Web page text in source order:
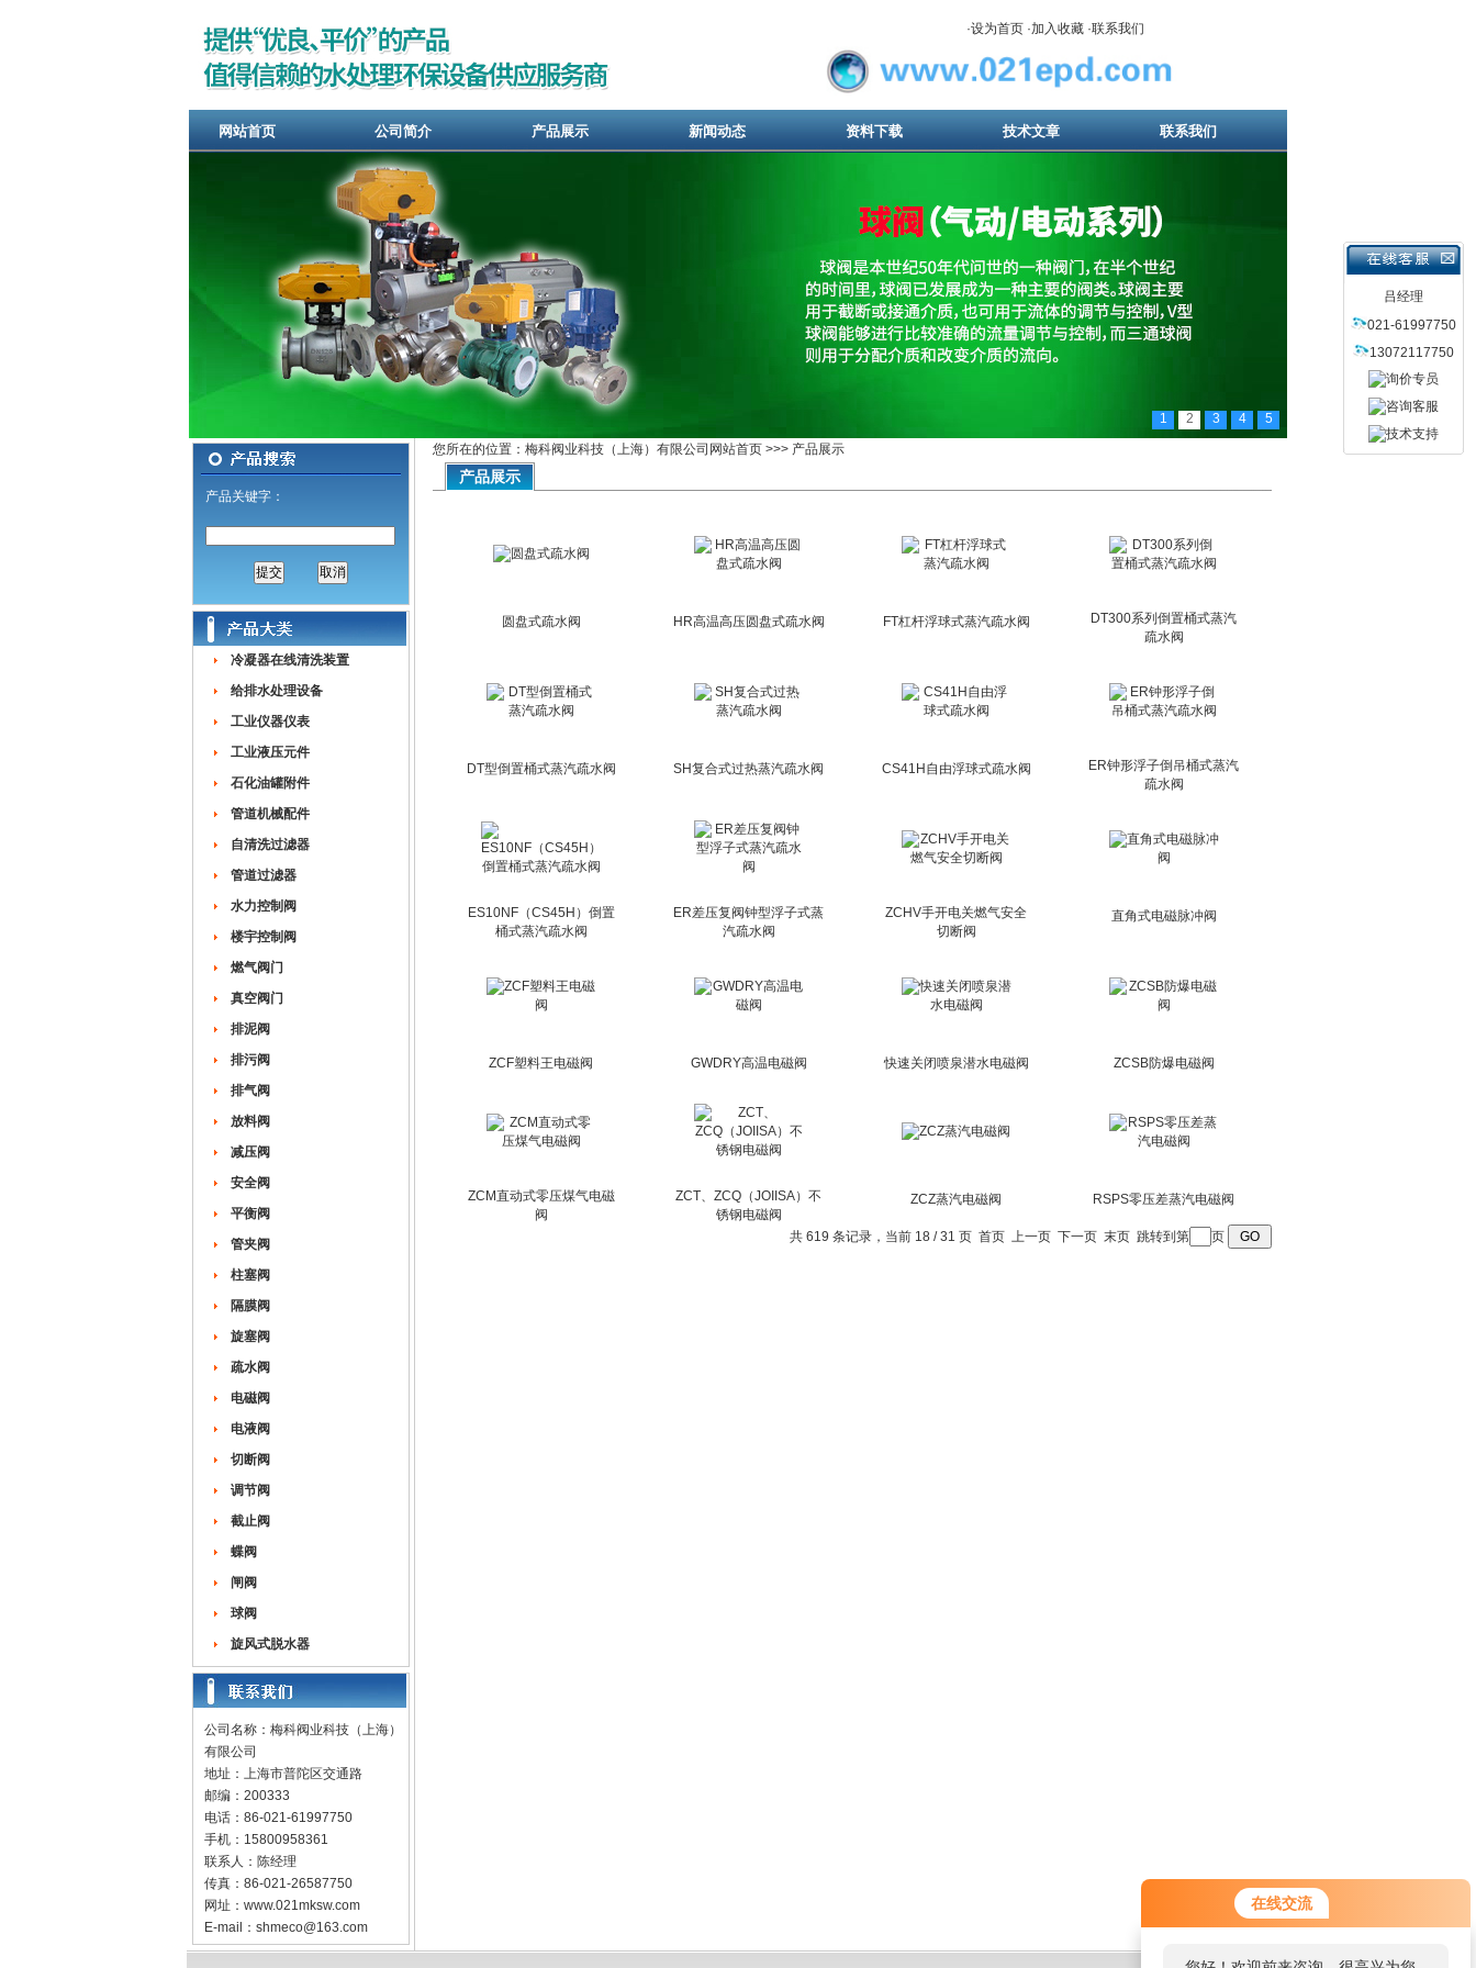
在线交流
·设为首页 ·加入收藏 ·联系我们
网站首页 公司简介 产品展示 新闻动态 资料下载 技术文章 联系我们
1 2 3 4 5
吕经理
021-61997750
13072117750
产品关键字：
冷凝器在线清洗装置
给排水处理设备
工业仪器仪表
工业液压元件
石化油罐附件
管道机械配件
自清洗过滤器
管道过滤器
水力控制阀
楼宇控制阀
燃气阀门
真空阀门
排泥阀
排污阀
排气阀
放料阀
减压阀
安全阀
平衡阀
管夹阀
柱塞阀
隔膜阀
旋塞阀
疏水阀
电磁阀
电液阀
切断阀
调节阀
截止阀
蝶阀
闸阀
球阀
旋风式脱水器
公司名称：梅科阀业科技（上海）
有限公司
地址：上海市普陀区交通路
邮编：200333
电话：86-021-61997750
手机：15800958361
联系人：陈经理
传真：86-021-26587750
网址： www.021mksw.com
E-mail： shmeco@163.com
您所在的位置：梅科阀业科技（上海）有限公司网站首页 >>> 产品展示
产品展示
圆盘式疏水阀 HR高温高压圆盘式疏水阀 FT杠杆浮球式蒸汽疏水阀
DT300系列倒置桶式蒸汽
疏水阀
DT型倒置桶式蒸汽疏水阀 SH复合式过热蒸汽疏水阀 CS41H自由浮球式疏水阀
ER钟形浮子倒吊桶式蒸汽
疏水阀
ES10NF（CS45H）倒置
桶式蒸汽疏水阀
ER差压复阀钟型浮子式蒸
汽疏水阀
ZCHV手开电关燃气安全
切断阀
直角式电磁脉冲阀
ZCF塑料王电磁阀 GWDRY高温电磁阀 快速关闭喷泉潜水电磁阀 ZCSB防爆电磁阀
ZCM直动式零压煤气电磁
阀
ZCT、ZCQ（JOIISA）不
锈钢电磁阀
ZCZ蒸汽电磁阀 RSPS零压差蒸汽电磁阀
共 619 条记录，当前 18 / 31 页 首页 上一页 下一页 末页 跳转到第 页